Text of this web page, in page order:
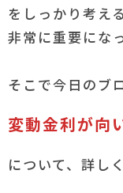
をしっかり考え
非常に重要にな
そこで今日のブ
変動金利が向
について、詳し